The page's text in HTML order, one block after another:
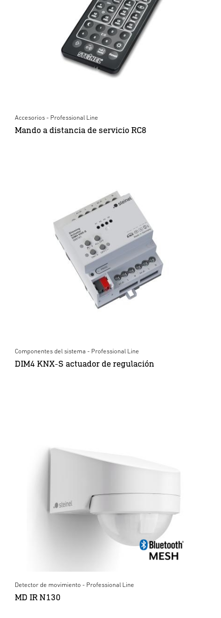
Accesorios - Professional Line
Mando a distancia de servicio RC8
Componentes del sistema - Professional Line
DIM4 KNX-S actuador de regulación
Detector de movimiento - Professional Line
MD IR N130